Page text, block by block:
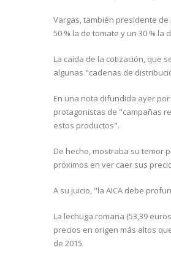
Vargas, también presidente
50 % la de tomate y un 30 %
La caída de la cotización, que
algunas "cadenas de
En una nota difundida ayer
protagonistas de "campañas
estos productos".
De hecho, mostraba su temor
próximos en ver caer sus
A su juicio, "la AICA debe
La lechuga romana (53,39
precios en origen más altos
de 2015.